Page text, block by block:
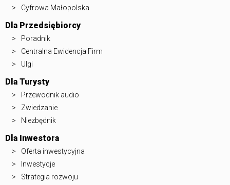
Cyfrowa Małopolska
Dla Przedsiębiorcy
Poradnik
Centralna Ewidencja Firm
Ulgi
Dla Turysty
Przewodnik audio
Zwiedzanie
Niezbędnik
Dla Inwestora
Oferta inwestycyjna
Inwestycje
Strategia rozwoju